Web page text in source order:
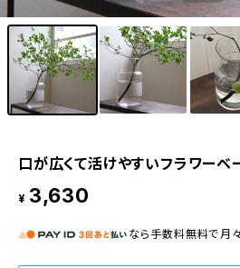
口が広くて活けやすいフラワーベ
¥ 3,630
なら 手数料無料で 月